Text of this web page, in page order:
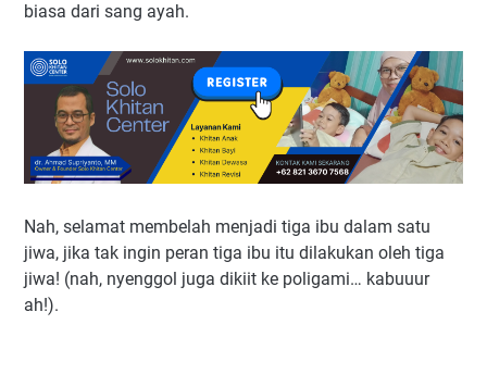
biasa dari sang ayah.
Nah, selamat membelah menjadi tiga ibu dalam satu
jiwa, jika tak ingin peran tiga ibu itu dilakukan oleh tiga
jiwa! (nah, nyenggol juga dikiit ke poligami… kabuuur
ah!).